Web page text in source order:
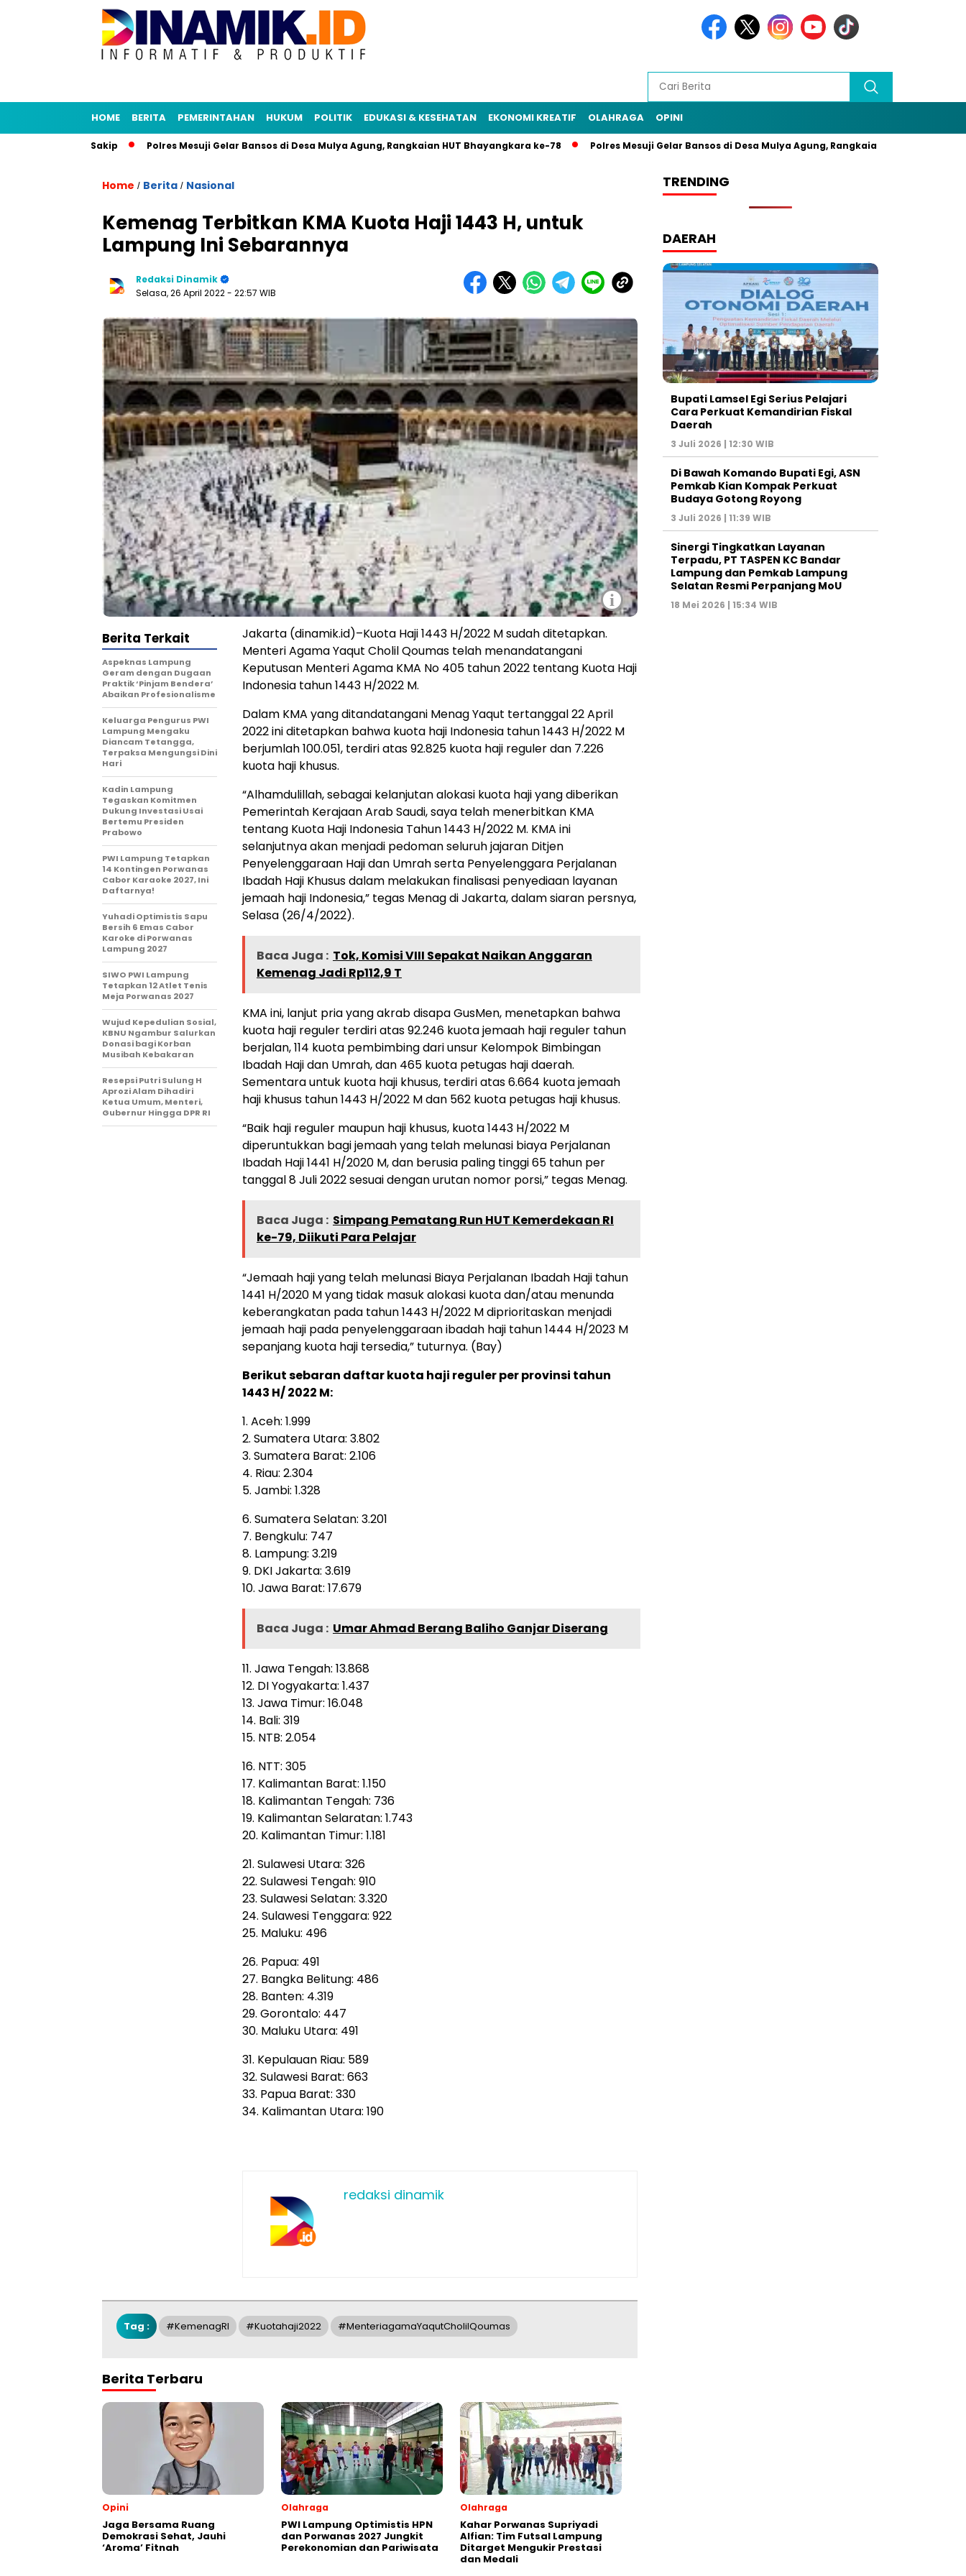
HOME BERITA PEMERINTAHAN HUKUM POLITIK EDUKASI & KESEHATAN EKONOMI KREATIF OLAHRAGA OPINI
Polres Mesuji Gelar Bansos di Desa Mulya Agung, Rangkaian HUT Bhayangkara ke-78 Polres Mesuji Gelar Bansos di Desa Mulya Agung, Rangkaian HUT Bhayangkara ke-
Home / Berita / Nasional
Kemenag Terbitkan KMA Kuota Haji 1443 H, untuk
Lampung Ini Sebarannya
Redaksi Dinamik
Selasa, 26 April 2022- 22:57 WIB
i
Jakarta (dinamik.id)–Kuota Haji 1443 H/2022 M sudah ditetapkan.
Menteri Agama Yaqut Cholil Qoumas telah menandatangani
Keputusan Menteri Agama KMA No 405 tahun 2022 tentang Kuota Haji
Indonesia tahun 1443 H/2022 M.
Dalam KMA yang ditandatangani Menag Yaqut tertanggal 22 April
2022 ini ditetapkan bahwa kuota haji Indonesia tahun 1443 H/2022 M
berjumlah 100.051, terdiri atas 92.825 kuota haji reguler dan 7.226
kuota haji khusus.
“Alhamdulillah, sebagai kelanjutan alokasi kuota haji yang diberikan
Pemerintah Kerajaan Arab Saudi, saya telah menerbitkan KMA
tentang Kuota Haji Indonesia Tahun 1443 H/2022 M. KMA ini
selanjutnya akan menjadi pedoman seluruh jajaran Ditjen
Penyelenggaraan Haji dan Umrah serta Penyelenggara Perjalanan
Ibadah Haji Khusus dalam melakukan finalisasi penyediaan layanan
jemaah haji Indonesia,” tegas Menag di Jakarta, dalam siaran persnya,
Selasa (26/4/2022).
Baca Juga : Tok, Komisi VIII Sepakat Naikan Anggaran
Kemenag Jadi Rp112,9 T
KMA ini, lanjut pria yang akrab disapa GusMen, menetapkan bahwa
kuota haji reguler terdiri atas 92.246 kuota jemaah haji reguler tahun
berjalan, 114 kuota pembimbing dari unsur Kelompok Bimbingan
Ibadah Haji dan Umrah, dan 465 kuota petugas haji daerah.
Sementara untuk kuota haji khusus, terdiri atas 6.664 kuota jemaah
haji khusus tahun 1443 H/2022 M dan 562 kuota petugas haji khusus.
“Baik haji reguler maupun haji khusus, kuota 1443 H/2022 M
diperuntukkan bagi jemaah yang telah melunasi biaya Perjalanan
Ibadah Haji 1441 H/2020 M, dan berusia paling tinggi 65 tahun per
tanggal 8 Juli 2022 sesuai dengan urutan nomor porsi,” tegas Menag.
Baca Juga : Simpang Pematang Run HUT Kemerdekaan RI
ke-79, Diikuti Para Pelajar
“Jemaah haji yang telah melunasi Biaya Perjalanan Ibadah Haji tahun
1441 H/2020 M yang tidak masuk alokasi kuota dan/atau menunda
keberangkatan pada tahun 1443 H/2022 M diprioritaskan menjadi
jemaah haji pada penyelenggaraan ibadah haji tahun 1444 H/2023 M
sepanjang kuota haji tersedia,” tuturnya. (Bay)
Berikut sebaran daftar kuota haji reguler per provinsi tahun
1443 H/ 2022 M:
1. Aceh: 1.999
2. Sumatera Utara: 3.802
3. Sumatera Barat: 2.106
4. Riau: 2.304
5. Jambi: 1.328
6. Sumatera Selatan: 3.201
7. Bengkulu: 747
8. Lampung: 3.219
9. DKI Jakarta: 3.619
10. Jawa Barat: 17.679
Baca Juga : Umar Ahmad Berang Baliho Ganjar Diserang
11. Jawa Tengah: 13.868
12. DI Yogyakarta: 1.437
13. Jawa Timur: 16.048
14. Bali: 319
15. NTB: 2.054
16. NTT: 305
17. Kalimantan Barat: 1.150
18. Kalimantan Tengah: 736
19. Kalimantan Selaratan: 1.743
20. Kalimantan Timur: 1.181
21. Sulawesi Utara: 326
22. Sulawesi Tengah: 910
23. Sulawesi Selatan: 3.320
24. Sulawesi Tenggara: 922
25. Maluku: 496
26. Papua: 491
27. Bangka Belitung: 486
28. Banten: 4.319
29. Gorontalo: 447
30. Maluku Utara: 491
31. Kepulauan Riau: 589
32. Sulawesi Barat: 663
33. Papua Barat: 330
34. Kalimantan Utara: 190
redaksi dinamik
Berita Terkait
Aspeknas Lampung
Geram dengan Dugaan
Praktik ‘Pinjam Bendera’
Abaikan Profesionalisme
Keluarga Pengurus PWI
Lampung Mengaku
Diancam Tetangga,
Terpaksa Mengungsi Dini
Hari
Kadin Lampung
Tegaskan Komitmen
Dukung Investasi Usai
Bertemu Presiden
Prabowo
PWI Lampung Tetapkan
14 Kontingen Porwanas
Cabor Karaoke 2027, Ini
Daftarnya!
Yuhadi Optimistis Sapu
Bersih 6 Emas Cabor
Karoke di Porwanas
Lampung 2027
SIWO PWI Lampung
Tetapkan 12 Atlet Tenis
Meja Porwanas 2027
Wujud Kepedulian Sosial,
KBNU Ngambur Salurkan
Donasi bagi Korban
Musibah Kebakaran
Resepsi Putri Sulung H
Aprozi Alam Dihadiri
Ketua Umum, Menteri,
Gubernur Hingga DPR RI
Tag : #kemenagRI #kuotahaji2022 #menteriagamaYaqutCholilQoumas
Berita Terbaru
Opini
Jaga Bersama Ruang
Demokrasi Sehat, Jauhi
‘Aroma’ Fitnah
Olahraga
PWI Lampung Optimistis HPN
dan Porwanas 2027 Jungkit
Perekonomian dan Pariwisata
Olahraga
Kahar Porwanas Supriyadi
Alfian: Tim Futsal Lampung
Ditarget Mengukir Prestasi
dan Medali
TRENDING
DAERAH
Bupati Lamsel Egi Serius Pelajari
Cara Perkuat Kemandirian Fiskal
Daerah
3 Juli 2026 | 12:30 WIB
Di Bawah Komando Bupati Egi, ASN
Pemkab Kian Kompak Perkuat
Budaya Gotong Royong
3 Juli 2026 | 11:39 WIB
Sinergi Tingkatkan Layanan
Terpadu, PT TASPEN KC Bandar
Lampung dan Pemkab Lampung
Selatan Resmi Perpanjang MoU
18 Mei 2026 | 15:34 WIB